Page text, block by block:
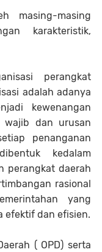
masing-masing
karakteristik,
perangkat
adalah adanya
kewenangan
wajib dan urusan
penanganan
kedalam
perangkat daerah
rasional
yang
efektif dan efisien.
( OPD) serta